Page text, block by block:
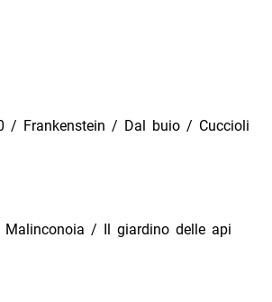
/ Frankenstein / Dal buio / Cuccioli
/ Il giardino delle api